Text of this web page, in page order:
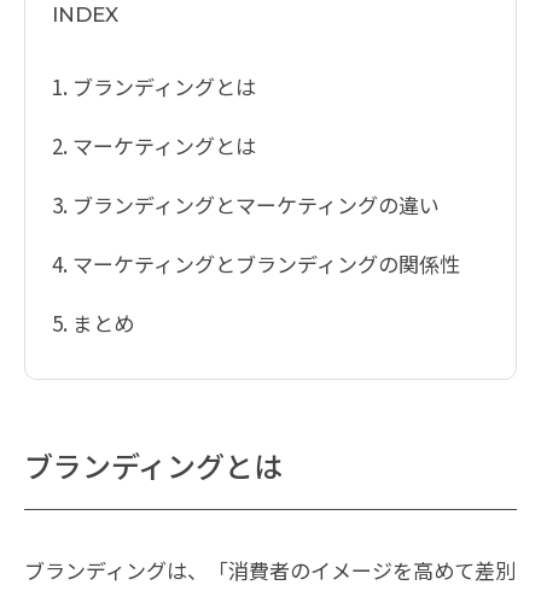
INDEX
1 ブランディングとは
2 マーケティングとは
3 ブランディングとマーケティングの違い
4 マーケティングとブランディングの関係性
5 まとめ
ブランディングとは
ブランディングは、「消費者のイメージを高めて差別